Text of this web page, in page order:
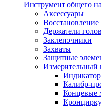
Инструмент общего
Аксессуары
Восстановление
Держатели
Заклепочники
Захваты
Защитные
Измерительный
Калибр-
Концевые